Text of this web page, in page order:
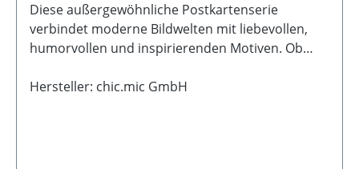
Diese außergewöhnliche Postkartenserie
verbindet moderne Bildwelten mit liebevollen,
humorvollen und inspirierenden Motiven. Ob
- jede Karte erzählt ihre ganz eigene kleine
Hersteller: chic.mic GmbH